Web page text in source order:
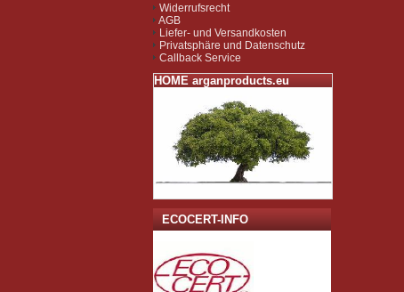
Argan Speiseöl BIO-zertifiziert
gemäß EG-Öko-Verordnung
durch DE-ÖKO-037 (Marokko
Landwirtschaft)
Widerrufsrecht
AGB
Liefer- und Versandkosten
Privatsphäre und Datenschutz
Callback Service
HOME arganproducts.eu
ECOCERT-INFO